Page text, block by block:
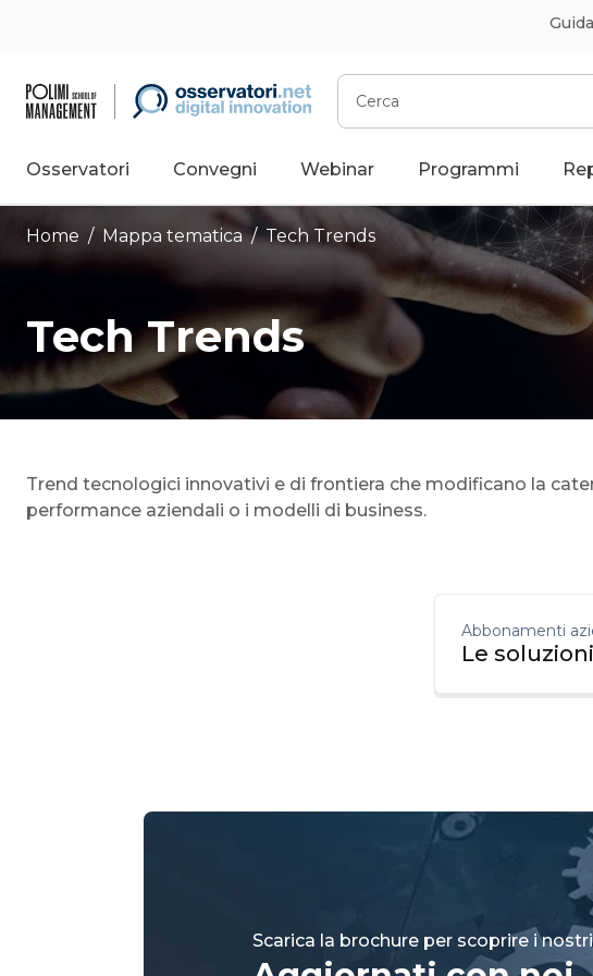
Cerca
Osservatori Convegni Webinar Programmi
Home / Mappa tematica /Tech Trends
Tech Trends
Trend tecnologici innovativi e di frontiera che modificano la
performance aziendali o i modelli di business.
Abbonamenti
Le
Scarica la brochure per scoprire i